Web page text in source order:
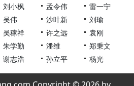
刘小枫 孟令伟
雷一宁
吴伟 沙叶新
刘瑜
吴稼祥 许之远
袁刚
朱学勤 潘维
郑秉文
谢志浩 孙立平 杨光